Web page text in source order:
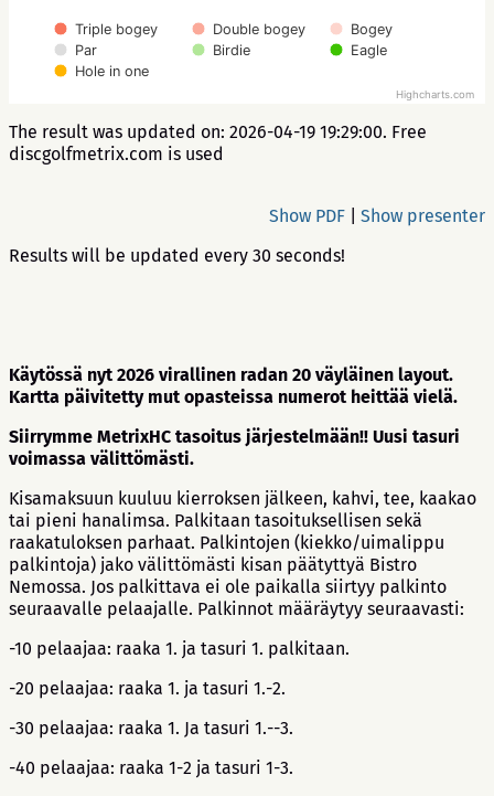
Triple bogey Double bogey
Bogey
Par
Birdie
Eagle
Hole in one
Highcharts.com
The result was updated on: 2026-04-19 19:29:00. Free
discgolfmetrix.com is used
Show presenter
Show PDF
Results will be updated every 30 seconds!
Käytössä nyt 2026 virallinen radan 20 väyläinen layout.
Kartta päivitetty mut opasteissa numerot heittää vielä.
Siirrymme MetrixHC tasoitus järjestelmään!! Uusi tasuri
voimassa välittömästi.
Kisamaksuun kuuluu kierroksen jälkeen, kahvi, tee, kaakao
tai pieni hanalimsa. Palkitaan tasoituksellisen sekä
raakatuloksen parhaat. Palkintojen (kiekko/uimalippu
palkintoja) jako välittömästi kisan päätyttyä Bistro
Nemossa. Jos palkittava ei ole paikalla siirtyy palkinto
seuraavalle pelaajalle. Palkinnot määräytyy seuraavasti:
-10 pelaajaa: raaka 1. ja tasuri 1. palkitaan.
-20 pelaajaa: raaka 1. ja tasuri 1.-2.
-30 pelaajaa: raaka 1. Ja tasuri 1.--3.
-40 pelaajaa: raaka 1-2 ja tasuri 1-3.